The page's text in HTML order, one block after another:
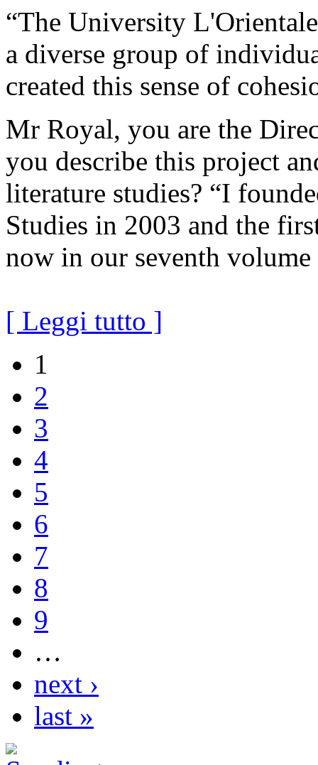
“The University
a diverse group of
created this sense of
Mr Royal, you are the
you describe this project
literature studies? “I
Studies in 2003 and the
now in our seventh volume
[ Leggi tutto ]
1
2
3
4
5
6
7
8
9
…
next ›
last »